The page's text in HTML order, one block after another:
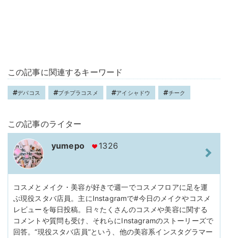
この記事に関連するキーワード
デパコス プチプラコスメ アイシャドウ チーク
この記事のライター
yumepo 1326
コスメとメイク・美容が好きで週一でコスメフロアに足を運
ぶ現役スタバ店員。主にInstagramで#今日のメイクやコスメ
レビューを毎日投稿。日々たくさんのコスメや美容に関する
コメントや質問も受け、それらにInstagramのストーリーズで
回答。“現役スタバ店員”という、他の美容系インスタグラマー